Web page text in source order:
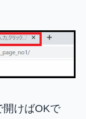
開けばOKで